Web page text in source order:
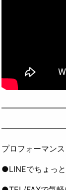
プロフォーマン
●LINEでちょっ